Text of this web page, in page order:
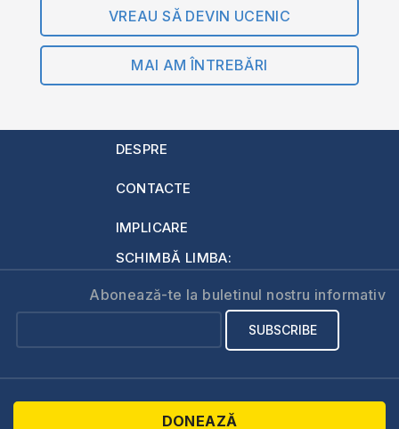
VREAU SĂ DEVIN UCENIC
MAI AM ÎNTREBĂRI
DESPRE
CONTACTE
IMPLICARE
SCHIMBĂ LIMBA:
Abonează-te la buletinul nostru informativ
DONEAZĂ